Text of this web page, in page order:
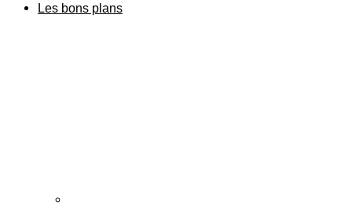
Les bons plans